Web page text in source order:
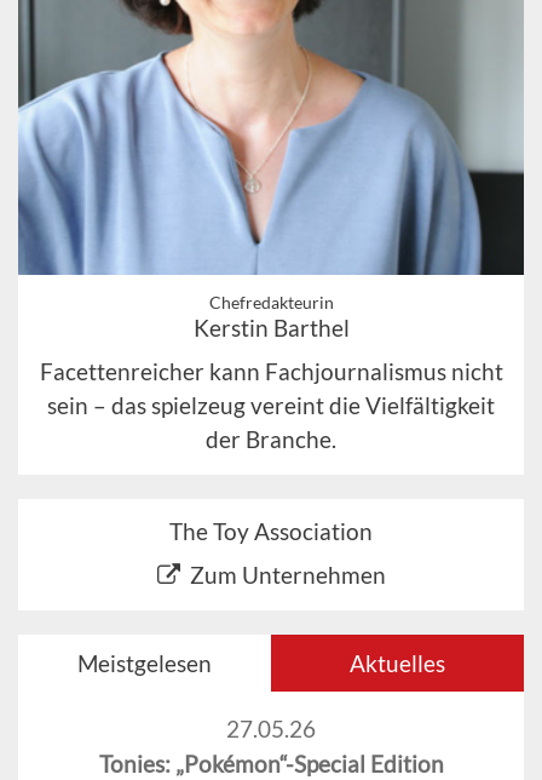
Chefredakteurin
Kerstin Barthel
Facettenreicher kann Fachjournalismus nicht
sein – das spielzeug vereint die Vielfältigkeit
der Branche.
The Toy Association
Zum Unternehmen
Meistgelesen Aktuelles
27.05.26
Tonies: „Pokémon“-Special Edition